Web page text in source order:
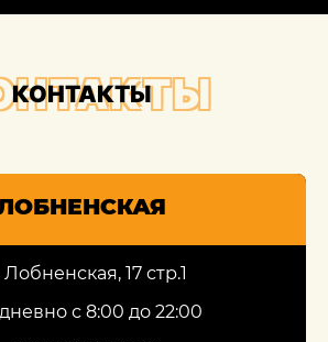
КОНТАКТЫ
Лобненская, 17 стр.1
с 8:00 до 22:00